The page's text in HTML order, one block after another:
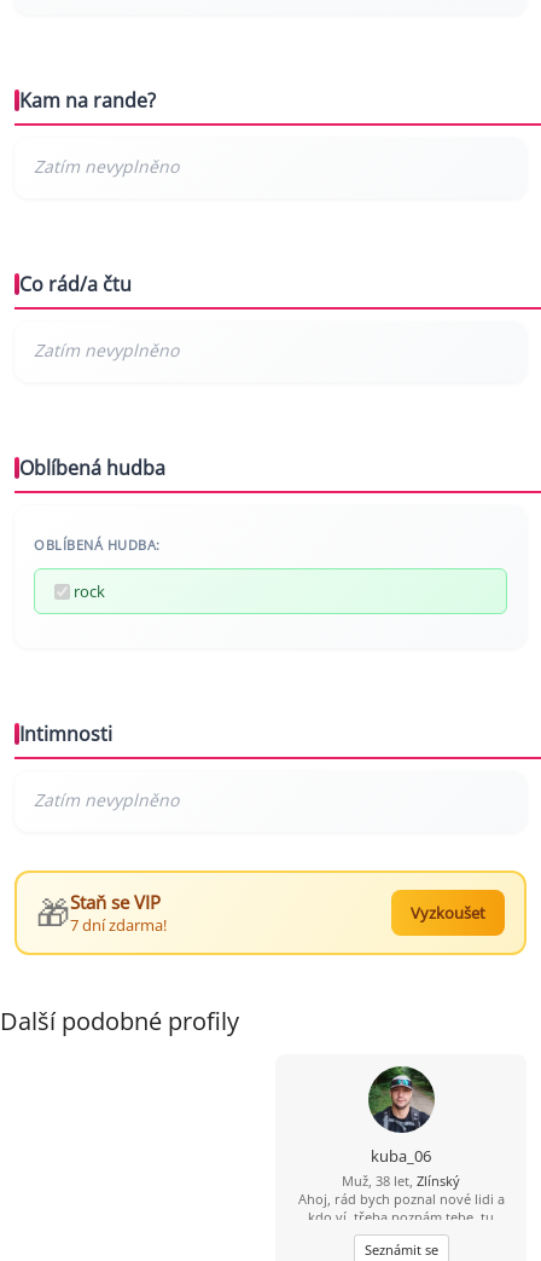
Kam na rande?
Co rád/a čtu
Oblíbená hudba
OBLÍBENÁ HUDBA:
rock
Intimnosti
🎁Staň se VIP
7 dní zdarma!
Vyzkoušet
Další podobné profily
kuba_06
Muž, 38 let, Zlínský
Ahoj, rád bych poznal nové lidi a
kdo ví, třeba poznám tebe, tu
pravou...
Seznámit se